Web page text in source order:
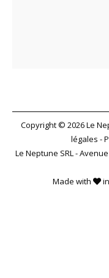
Copyright © 2026 Le
légales -
Le Neptune SRL -
Made with